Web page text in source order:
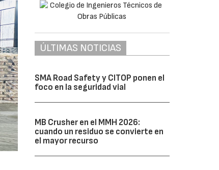
ÚLTIMAS NOTICIAS
SMA Road Safety y CITOP ponen el
foco en la seguridad vial
MB Crusher en el MMH 2026:
cuando un residuo se convierte en
el mayor recurso